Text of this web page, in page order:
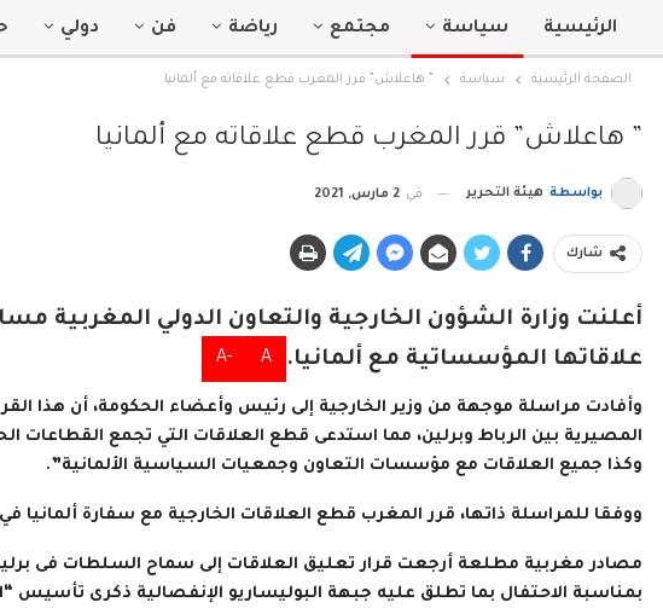
الرئيسية سياسة مجتمع رياضة فن دولي
الصفحة الرئيسية سياسة ” هاعلاش” قرر المغرب قطع علاقاته مع ألمانيا
” هاعلاش” قرر المغرب قطع علاقاته مع ألمانيا
بواسطة هيئة التحرير في 2 مارس, 2021
شارك
أعلنت وزارة الشؤون الخارجية والتعاون الدولي المغربية
علاقاتها المؤسساتية مع ألمانيا.
A
-A
وأفادت مراسلة موجهة من وزير الخارجية إلى رئيس وأعضاء الحكومة، أن هذا
المصيرية بين الرباط وبرلين، مما استدعى قطع العلاقات التي تجمع القطاعات
وكذا جميع العلاقات مع مؤسسات التعاون وجمعيات السياسية الألمانية”.
ووفقا للمراسلة ذاتها، قرر المغرب قطع العلاقات الخارجية مع سفارة ألمانيا في
مصادر مغربية مطلعة أرجعت قرار تعليق العلاقات إلى سماح السلطات فى برلين
بمناسبة الاحتفال بما تطلق عليه جبهة البوليساريو الإنفصالية ذكرى تأسيس